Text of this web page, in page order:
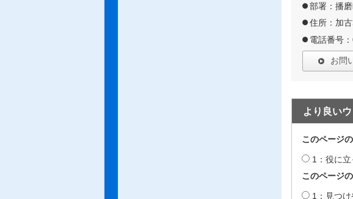
部署：播
住所：加
電話番号
お問
より良い
このページ
1：役に立
このページ
1：見つ